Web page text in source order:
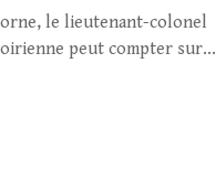
le lieutenant-colonel
peut compter sur...